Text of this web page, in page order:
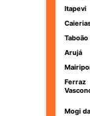
Itapevi
Arujá
Mogi